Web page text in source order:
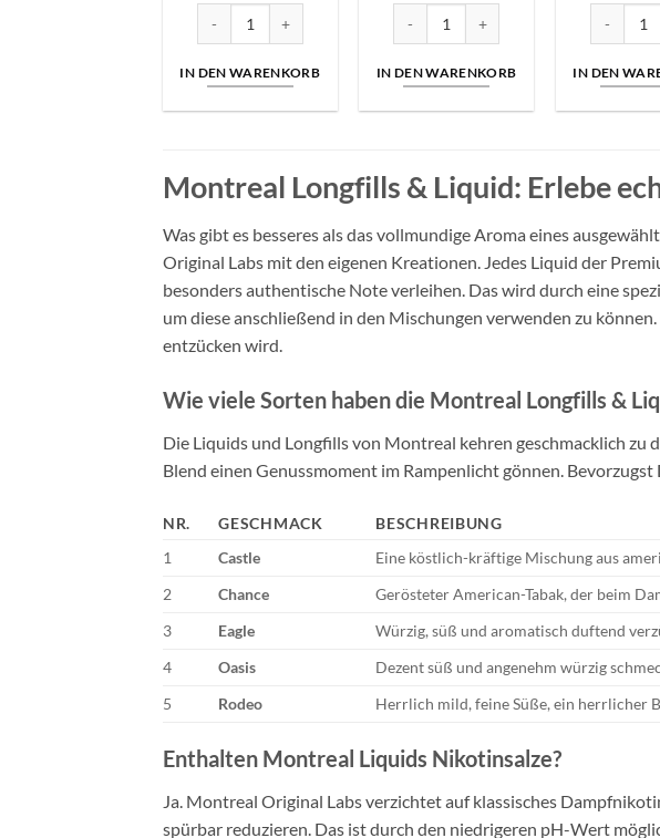
IN DEN WARENKORB IN DEN WARENKORB IN DEN
Montreal Longfills & Liquid: Erlebe
Was gibt es besseres als das vollmundige Aroma eines
Original Labs mit den eigenen Kreationen. Jedes Liquid der
besonders authentische Note verleihen. Das wird durch eine
um diese anschließend in den Mischungen verwenden zu
entzücken wird.
Wie viele Sorten haben die Montreal Longfills &
Die Liquids und Longfills von Montreal kehren geschmacklich zu
Blend einen Genussmoment im Rampenlicht gönnen.
NR. GESCHMACK
BESCHREIBUNG
1
Castle
Eine köstlich-kräftige Mischung aus
2
Chance
Gerösteter American-Tabak, der beim
3
Eagle
Würzig, süß und aromatisch duftend
4
Oasis
Dezent süß und angenehm würzig
5
Rodeo Herrlich mild, feine Süße, ein herrlicher
Enthalten Montreal Liquids Nikotinsalze?
Ja. Montreal Original Labs verzichtet auf klassisches
spürbar reduzieren. Das ist durch den niedrigeren pH-Wert